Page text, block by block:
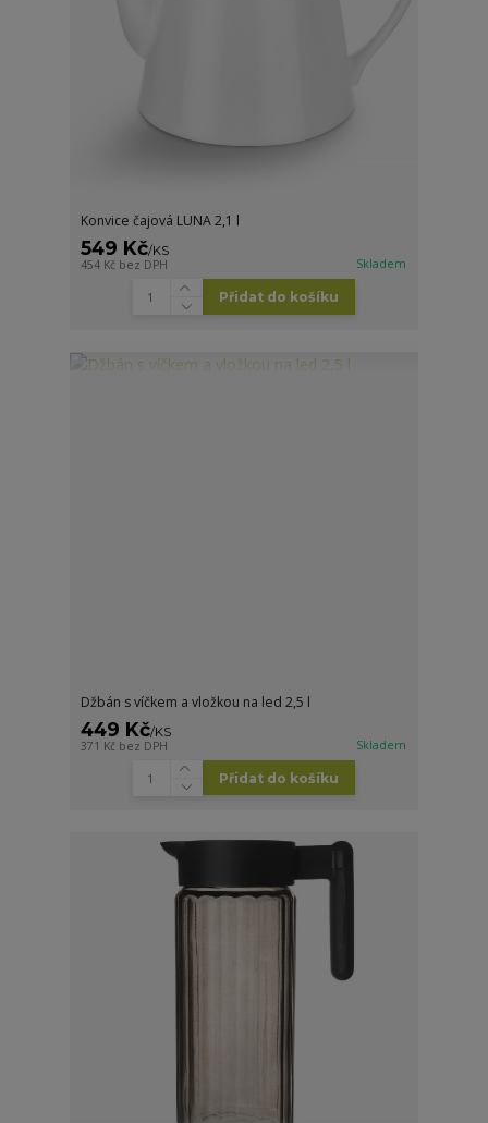
Konvice čajová LUNA 2,1 l
549 Kč/KS
454 Kč bez DPH Skladem
Přidat do košíku
Džbán s víčkem a vložkou na led 2,5 l
449 Kč/KS
371 Kč bez DPH Skladem
Přidat do košíku